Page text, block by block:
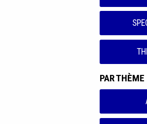
PAR THÈME